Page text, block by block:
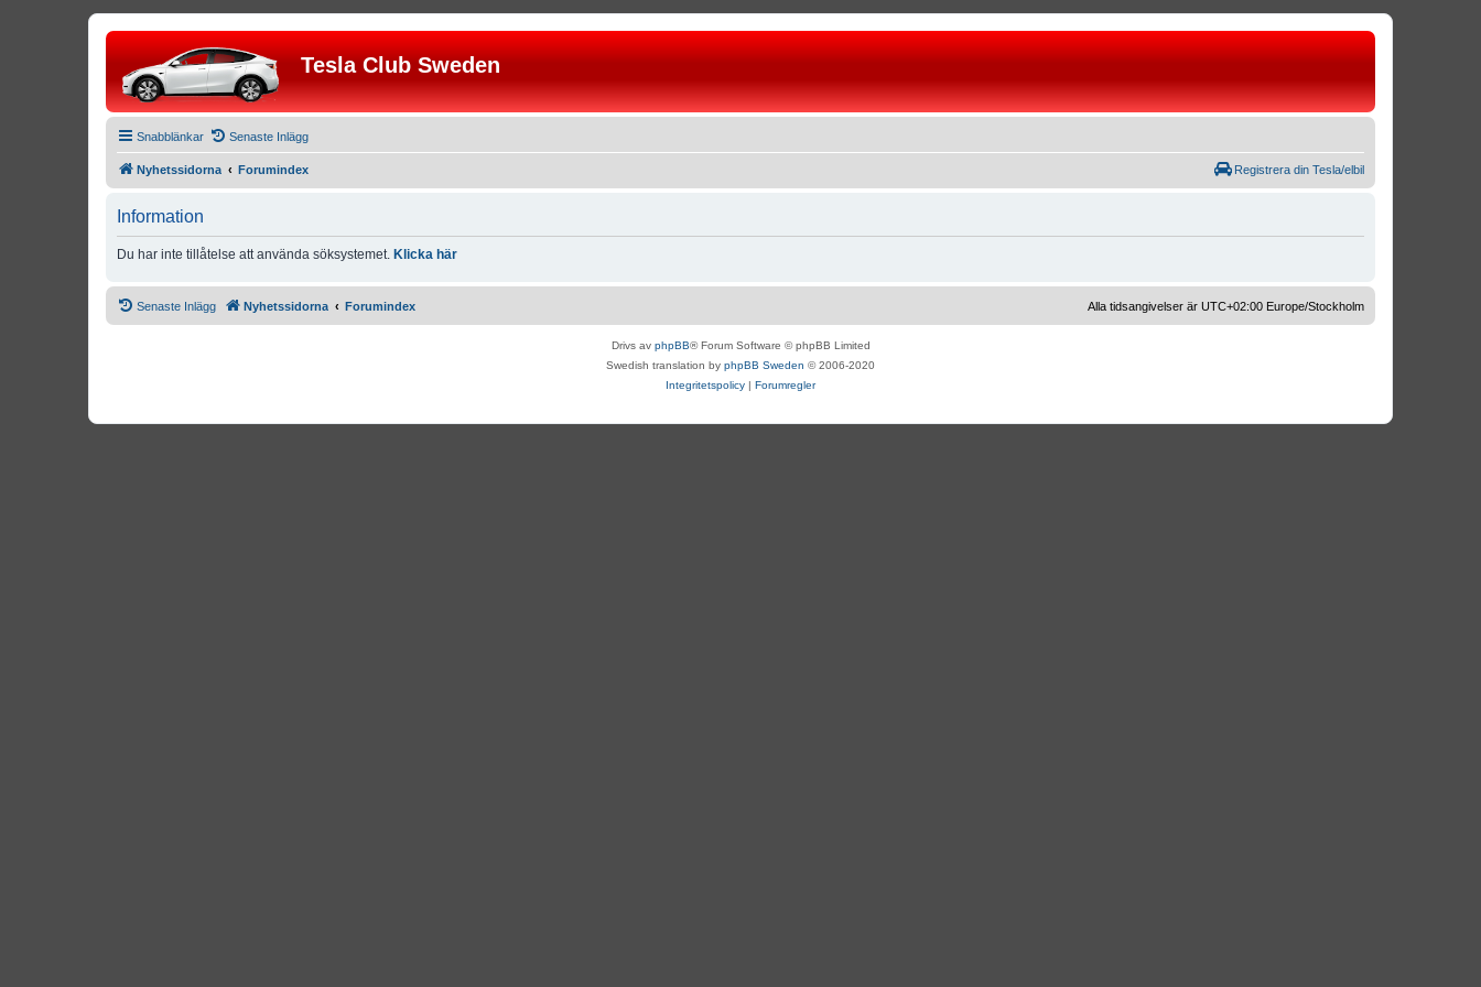
Tesla Club Sweden
Snabblänkar Senaste Inlägg
Nyhetssidorna Forumindex Registrera din Tesla/elbil
Information
Du har inte tillåtelse att använda söksystemet. Klicka här
Senaste Inlägg Nyhetssidorna Forumindex Alla tidsangivelser är UTC+02:00 Europe/Stockholm
Drivs av phpBB® Forum Software © phpBB Limited
Swedish translation by phpBB Sweden © 2006-2020
Integritetspolicy | Forumregler